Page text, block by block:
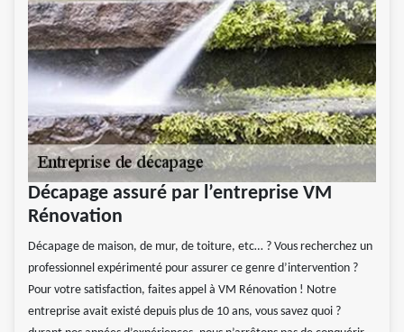
Décapage assuré par l’entreprise VM
Rénovation
Décapage de maison, de mur, de toiture, etc… ? Vous recherchez un
professionnel expérimenté pour assurer ce genre d’intervention ?
Pour votre satisfaction, faites appel à VM Rénovation ! Notre
entreprise avait existé depuis plus de 10 ans, vous savez quoi ?